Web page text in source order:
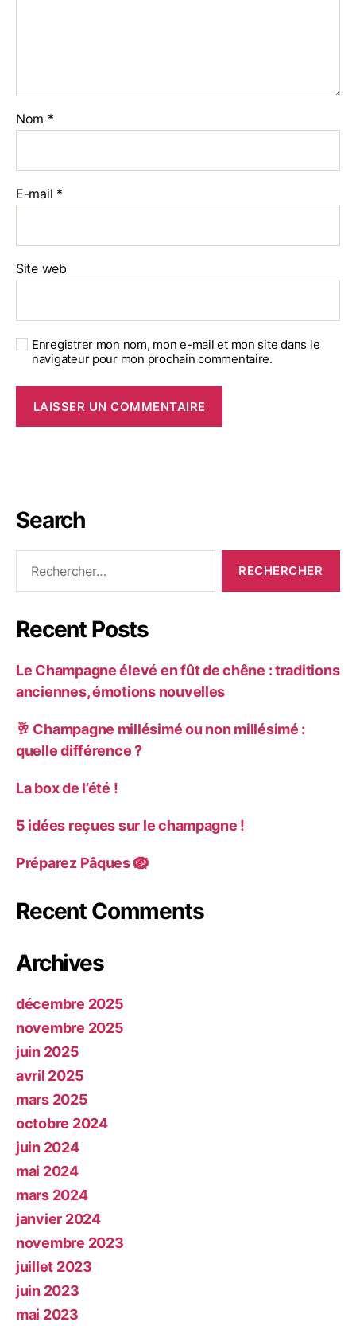
Nom *
E-mail *
Site web
Enregistrer mon nom, mon e-mail et mon site dans le
navigateur pour mon prochain commentaire.
Search
Recent Posts
Le Champagne élevé en fût de chêne : traditions
anciennes, émotions nouvelles
🥂 Champagne millésimé ou non millésimé :
quelle différence ?
La box de l’été !
5 idées reçues sur le champagne !
Préparez Pâques 🪺
Recent Comments
Archives
décembre 2025
novembre 2025
juin 2025
avril 2025
mars 2025
octobre 2024
juin 2024
mai 2024
mars 2024
janvier 2024
novembre 2023
juillet 2023
juin 2023
mai 2023